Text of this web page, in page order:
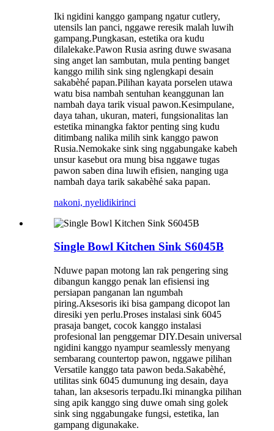
Iki ngidini kanggo gampang ngatur cutlery,
utensils lan panci, nggawe reresik malah luwih
gampang.Pungkasan, estetika ora kudu
dilalekake.Pawon Rusia asring duwe swasana
sing anget lan sambutan, mula penting banget
kanggo milih sink sing nglengkapi desain
sakabèhé papan.Pilihan kayata porselen utawa
watu bisa nambah sentuhan keanggunan lan
nambah daya tarik visual pawon.Kesimpulane,
daya tahan, ukuran, materi, fungsionalitas lan
estetika minangka faktor penting sing kudu
ditimbang nalika milih sink kanggo pawon
Rusia.Nemokake sink sing nggabungake kabeh
unsur kasebut ora mung bisa nggawe tugas
pawon saben dina luwih efisien, nanging uga
nambah daya tarik sakabèhé saka papan.
nakoni, nyelidikirinci
Single Bowl Kitchen Sink S6045B
Nduwe papan motong lan rak pengering sing
dibangun kanggo penak lan efisiensi ing
persiapan panganan lan ngumbah
piring.Aksesoris iki bisa gampang dicopot lan
diresiki yen perlu.Proses instalasi sink 6045
prasaja banget, cocok kanggo instalasi
profesional lan penggemar DIY.Desain universal
ngidini kanggo nyampur seamlessly menyang
sembarang countertop pawon, nggawe pilihan
Versatile kanggo tata pawon beda.Sakabèhé,
utilitas sink 6045 dumunung ing desain, daya
tahan, lan aksesoris terpadu.Iki minangka pilihan
sing apik kanggo sing duwe omah sing golek
sink sing nggabungake fungsi, estetika, lan
gampang digunakake.